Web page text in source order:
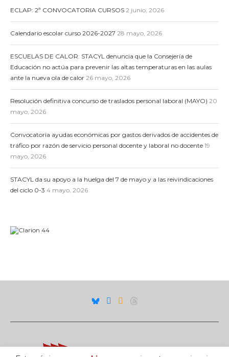
ECLAP: 2ª CONVOCATORIA CURSOS 2 junio, 2026
Calendario escolar curso 2026-2027 28 mayo, 2026
ESCUELAS DE CALOR: STACYL denuncia que la Consejería de
Educación no actúa para prevenir las altas temperaturas en las aulas
ante la nueva ola de calor 26 mayo, 2026
Resolución definitiva concurso de traslados personal laboral (MAYO) 20
mayo, 2026
Convocatoria ayudas económicas por gastos derivados de accidentes de
tráfico por razón de servicio personal docente y laboral no docente 19
mayo, 2026
STACYL da su apoyo a la huelga del 7 de mayo y a las reivindicaciones
del ciclo 0-3 4 mayo, 2026